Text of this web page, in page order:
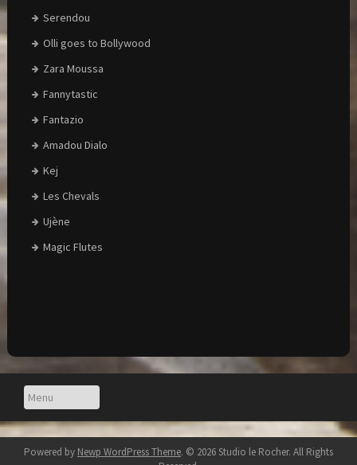
Serendou
Olli goes to Bollywood
Zara Moussa
Fannytastic
Fantazio
Amadou Dialo
Kej
Les Chevals
Ujène
Magic Flutes
Powered by Newp WordPress Theme. © 2026 Studio le Rocher. All Rights